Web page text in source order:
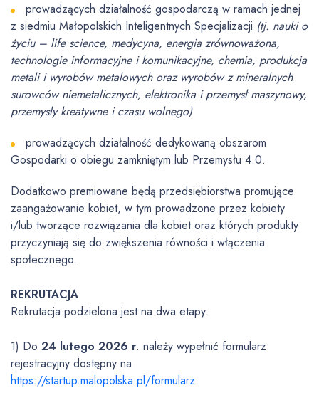
prowadzących działalność gospodarczą w ramach jednej
z siedmiu Małopolskich Inteligentnych Specjalizacji (tj. nauki o
życiu – life science, medycyna, energia zrównoważona,
technologie informacyjne i komunikacyjne, chemia, produkcja
metali i wyrobów metalowych oraz wyrobów z mineralnych
surowców niemetalicznych, elektronika i przemysł maszynowy,
przemysły kreatywne i czasu wolnego)
prowadzących działalność dedykowaną obszarom
Gospodarki o obiegu zamkniętym lub Przemysłu 4.0.
Dodatkowo premiowane będą przedsiębiorstwa promujące
zaangażowanie kobiet, w tym prowadzone przez kobiety
i/lub tworzące rozwiązania dla kobiet oraz których produkty
przyczyniają się do zwiększenia równości i włączenia
społecznego.
REKRUTACJA
Rekrutacja podzielona jest na dwa etapy.
1) Do 24 lutego 2026 r. należy wypełnić formularz
rejestracyjny dostępny na
https://startup.malopolska.pl/formularz